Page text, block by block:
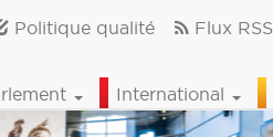
Politique qualité Flux RSS
International